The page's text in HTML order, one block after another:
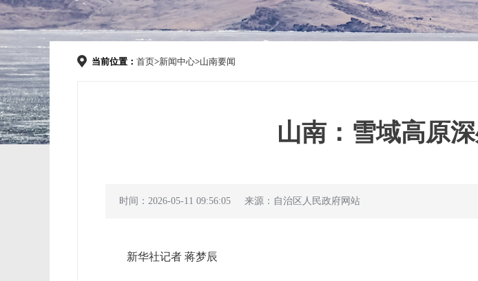
当前位置： 首页>新闻中心>山南要闻
山南：雪域高原
时间：2026-05-11 09:56:05 来源：自治区人民政府网站
新华社记者 蒋梦辰